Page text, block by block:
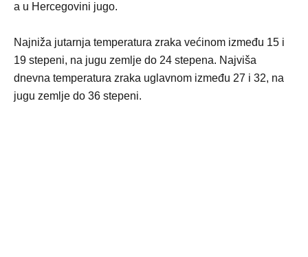
a u Hercegovini jugo.
Najniža jutarnja temperatura zraka većinom između 15 i
19 stepeni, na jugu zemlje do 24 stepena. Najviša
dnevna temperatura zraka uglavnom između 27 i 32, na
jugu zemlje do 36 stepeni.